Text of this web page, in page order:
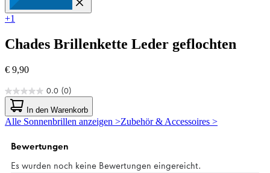
+1
Chades Brillenkette Leder geflochten
€ 9,90
0.0 (0)
0.0
von
5
Sternen.
In den Warenkorb
Alle Sonnenbrillen anzeigen >Zubehör & Accessoires >